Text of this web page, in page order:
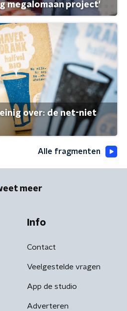
megalomaan project'
over: de net-niet
Alle fragmenten
meer
Info
Contact
Veelgestelde vragen
App de studio
Adverteren